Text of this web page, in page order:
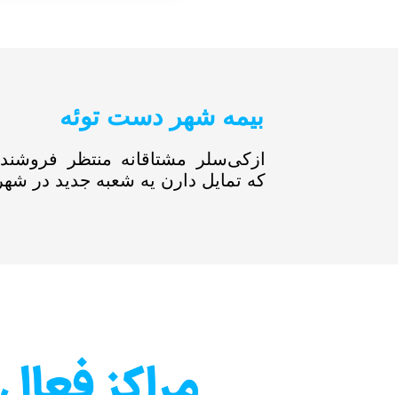
بیمه شهر دست توئه
ازکی‌سلر مشتاقانه منتظر
که تمایل دارن یه شعبه جدید در